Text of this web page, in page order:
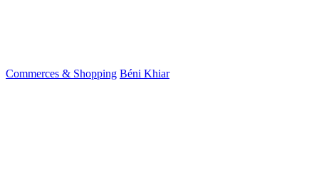
Commerces & Shopping Béni Khiar